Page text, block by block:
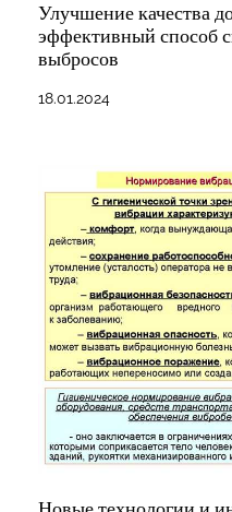
Улучшение качества
эффективный способ
выбросов
18.01.2024